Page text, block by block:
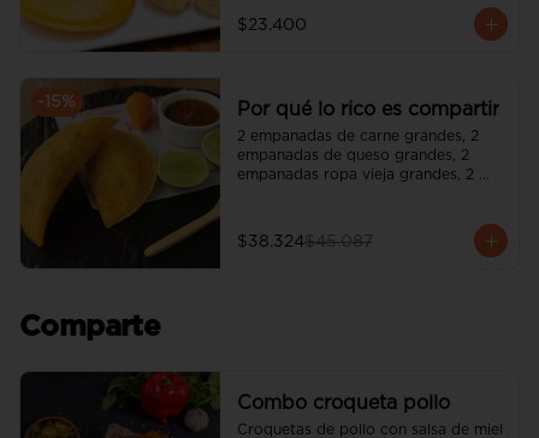
$23.400
-15% Por qué lo rico es compartir
2 empanadas de carne grandes, 2
empanadas de queso grandes, 2
empanadas ropa vieja grandes, 2
$38.324$45.087
Comparte
Combo croqueta pollo
Croquetas de pollo con salsa de miel